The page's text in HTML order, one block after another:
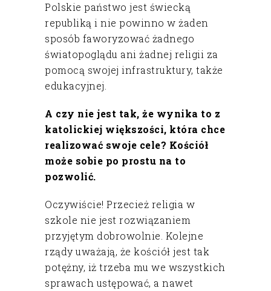
Polskie państwo jest świecką
republiką i nie powinno w żaden
sposób faworyzować żadnego
światopoglądu ani żadnej religii za
pomocą swojej infrastruktury, także
edukacyjnej.
A czy nie jest tak, że wynika to z
katolickiej większości, która chce
realizować swoje cele? Kościół
może sobie po prostu na to
pozwolić.
Oczywiście! Przecież religia w
szkole nie jest rozwiązaniem
przyjętym dobrowolnie. Kolejne
rządy uważają, że kościół jest tak
potężny, iż trzeba mu we wszystkich
sprawach ustępować, a nawet